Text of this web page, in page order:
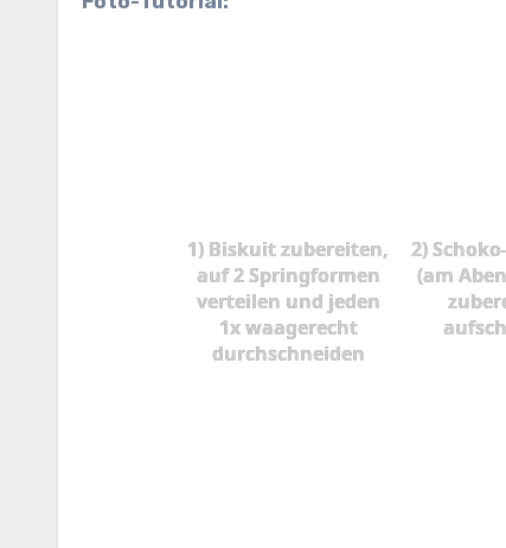
1) Biskuit zubereiten,
auf 2 Springformen
verteilen und jeden
1x waagerecht
durchschneiden
2)
(am